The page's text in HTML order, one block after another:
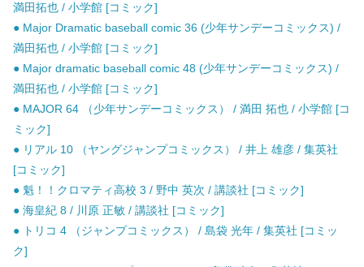
満田拓也 / 小学館 [コミック]
● Major Dramatic baseball comic 36 (少年サンデーコミックス) /
満田拓也 / 小学館 [コミック]
● Major dramatic baseball comic 48 (少年サンデーコミックス) /
満田拓也 / 小学館 [コミック]
● MAJOR 64 （少年サンデーコミックス） / 満田 拓也 / 小学館 [コ
ミック]
● リアル 10 （ヤングジャンプコミックス） / 井上 雄彦 / 集英社
[コミック]
● 魁！！クロマティ高校 3 / 野中 英次 / 講談社 [コミック]
● 海皇紀 8 / 川原 正敏 / 講談社 [コミック]
● トリコ 4 （ジャンプコミックス） / 島袋 光年 / 集英社 [コミッ
ク]